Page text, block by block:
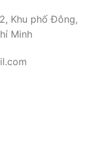
Khu phố Đông,
Minh